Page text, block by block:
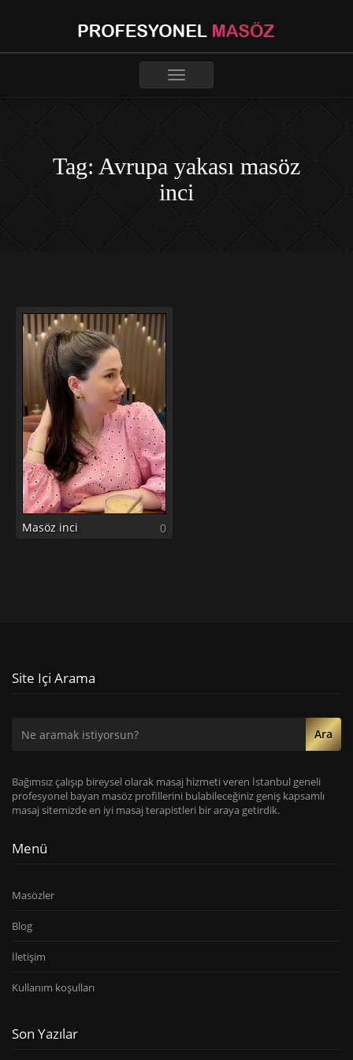
Toggle
Tag: Avrupa yakası masöz
inci
Masöz inci 0
Site Içi Arama
Ara
Bağımsız çalışıp bireysel olarak masaj hizmeti veren İstanbul geneli
profesyonel bayan masöz profillerini bulabileceğiniz geniş kapsamlı
masaj sitemizde en iyi masaj terapistleri bir araya getirdik.
Menü
Masözler
Blog
İletişim
Kullanım koşulları
Son Yazılar